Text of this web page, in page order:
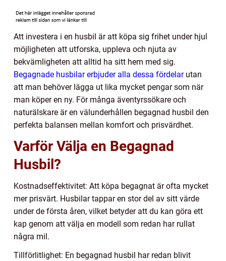
Att investera i en husbil är att köpa sig frihet under hjul
möjligheten att utforska, uppleva och njuta av
bekvämligheten att alltid ha sitt hem med sig.
Begagnade husbilar erbjuder alla dessa fördelarutan
att man behöver lägga ut lika mycket pengar som när
man köper en ny. För många äventyrssökare och
naturälskare är en välunderhållen begagnad husbil den
perfekta balansen mellan komfort och prisvärdhet.
Varför Välja en Begagnad
Husbil?
Kostnadseffektivitet: Att köpa begagnat är ofta mycket
mer prisvärt. Husbilar tappar en stor del av sitt värde
under de första åren, vilket betyder att du kan göra ett
kap genom att välja en modell som redan har rullat
några mil.
Tillförlitlighet: En begagnad husbil har redan blivit